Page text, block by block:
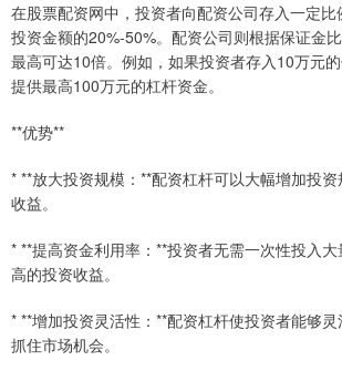
在股票配资网中，投资者向配资公司存入一定
投资金额的20%-50%。配资公司则根据保证金
最高可达10倍。例如，如果投资者存入10万元
提供最高100万元的杠杆资金。
**优势**
* **放大投资规模：**配资杠杆可以大幅增加投
收益。
* **提高资金利用率：**投资者无需一次性投入
高的投资收益。
* **增加投资灵活性：**配资杠杆使投资者能够灵
抓住市场机会。